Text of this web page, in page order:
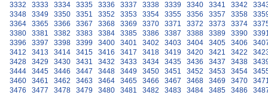
3332
3333 3334 3335 3336 3337 3338 3339 3340 3341 3342
3348
3349 3350 3351 3352 3353 3354 3355 3356 3357 3358
3364
3365 3366 3367 3368 3369 3370 3371 3372 3373 3374
3380
3381 3382 3383 3384 3385 3386 3387 3388 3389 3390
3396
3397 3398 3399 3400 3401 3402 3403 3404 3405 3406
3412
3413 3414 3415 3416 3417 3418 3419 3420 3421 3422
3428
3429 3430 3431 3432 3433 3434 3435 3436 3437 3438
3444
3445 3446 3447 3448 3449 3450 3451 3452 3453 3454
3460
3461 3462 3463 3464 3465 3466 3467 3468 3469 3470
3476
3477 3478 3479 3480 3481 3482 3483 3484 3485 3486